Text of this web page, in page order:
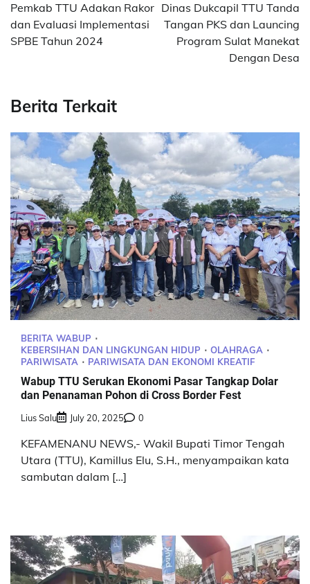
Pemkab TTU Adakan Rakor
dan Evaluasi Implementasi
SPBE Tahun 2024
Dinas Dukcapil TTU Tanda
Tangan PKS dan Launcing
Program Sulat Manekat
Dengan Desa
Berita Terkait
BERITA WABUP
KEBERSIHAN DAN LINGKUNGAN HIDUP
OLAHRAGA
PARIWISATA
PARIWISATA DAN EKONOMI KREATIF
Wabup TTU Serukan Ekonomi Pasar Tangkap Dolar
dan Penanaman Pohon di Cross Border Fest
Lius Salu July 20, 2025 0
KEFAMENANU NEWS,- Wakil Bupati Timor Tengah
Utara (TTU), Kamillus Elu, S.H., menyampaikan kata
sambutan dalam […]